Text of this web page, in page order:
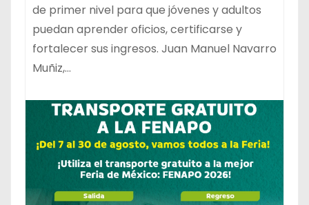
de primer nivel para que jóvenes y adultos
puedan aprender oficios, certificarse y
fortalecer sus ingresos. Juan Manuel Navarro
Muñiz,…